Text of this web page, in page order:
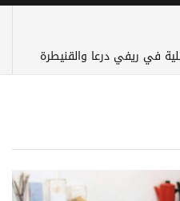
في ريفي درعا والقنيطرة